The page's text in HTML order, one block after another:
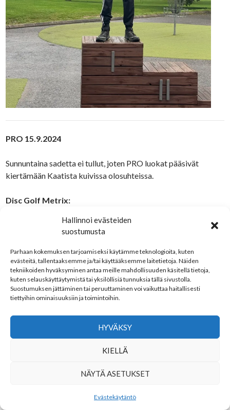
Hallinnoi evästeiden
suostumusta
Parhaan kokemuksen tarjoamiseksi käytämme teknologioita, kuten
evästeitä, tallentaaksemme ja/tai käyttääksemme laitetietoja. Näiden
tekniikoiden hyväksyminen antaa meille mahdollisuuden käsitellä tietoja,
kuten selauskäyttäytymistä tai yksilöllisiä tunnuksia tällä sivustolla.
Suostumuksen jättäminen tai peruuttaminen voi vaikuttaa haitallisesti
tiettyihin ominaisuuksiin ja toimintoihin.
HYVÄKSY
KIELLÄ
NÄYTÄ ASETUKSET
Evästekäytäntö
PRO 15.9.2024
Sunnuntaina sadetta ei tullut, joten PRO luokat pääsivät
kiertämään Kaatista kuivissa olosuhteissa.
Disc Golf Metrix:
https://www.pdga.com/tour/event/83594
MPO:
1 Aleksi Laine – RF
2 Janne Hirsimäki – NFS